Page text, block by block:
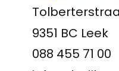
9351 BC Leek
088 455 71 00